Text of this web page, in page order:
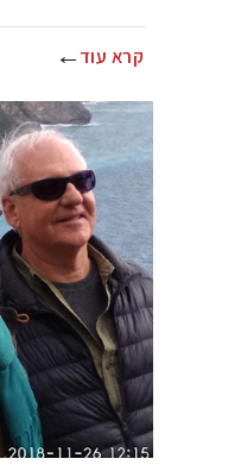
קרא עוד